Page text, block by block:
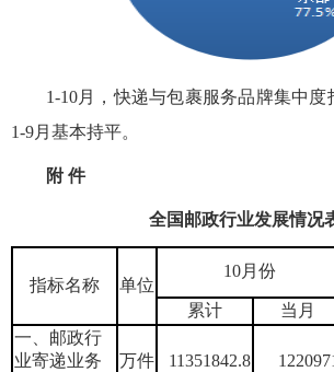
1-10月，快递与包裹服务品牌集中度
1-9月基本持平。
附 件
全国邮政行业发展情况
指标名称 单位
10月份
累计
当月
一、邮政行
业寄递业务
万件 11351842.8